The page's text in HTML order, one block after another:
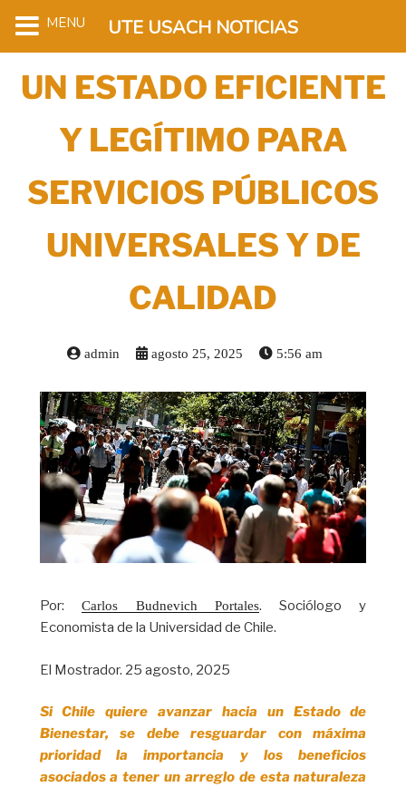
UN ESTADO EFICIENTE
Y LEGÍTIMO PARA
SERVICIOS PÚBLICOS
UNIVERSALES Y DE
CALIDAD
admin agosto 25, 2025 5:56 am
Por: Carlos Budnevich Portales. Sociólogo y
Economista de la Universidad de Chile.
El Mostrador. 25 agosto, 2025
Si Chile quiere avanzar hacia un Estado de
Bienestar, se debe resguardar con máxima
prioridad la importancia y los beneficios
asociados a tener un arreglo de esta naturaleza
MENU UTE USACH NOTICIAS